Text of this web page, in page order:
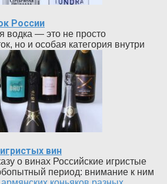
России
водка — это не просто
но и особая категория внутри
вин
о винах Российские игристые
период: внимание к ним